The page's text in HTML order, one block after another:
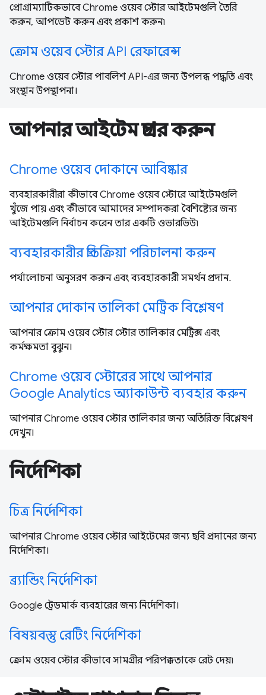
প্রোগ্রাম্যাটিকভাবে Chrome ওয়েব স্টোর আইটেমগুলি তৈরি
করুন, আপডেট করুন এবং প্রকাশ করুন৷
ক্রোম ওয়েব স্টোর API রেফারেন্স
Chrome ওয়েব স্টোর পাবলিশ API-এর জন্য উপলব্ধ পদ্ধতি এবং
সংস্থান উপস্থাপনা।
আপনার আইটেম প্রচার করুন
Chrome ওয়েব দোকানে আবিষ্কার
ব্যবহারকারীরা কীভাবে Chrome ওয়েব স্টোরে আইটেমগুলি
খুঁজে পায় এবং কীভাবে আমাদের সম্পাদকরা বৈশিষ্ট্যের জন্য
আইটেমগুলি নির্বাচন করেন তার একটি ওভারভিউ৷
ব্যবহারকারীর প্রতিক্রিয়া পরিচালনা করুন
পর্যালোচনা অনুসরণ করুন এবং ব্যবহারকারী সমর্থন প্রদান.
আপনার দোকান তালিকা মেট্রিক বিশ্লেষণ
আপনার ক্রোম ওয়েব স্টোর স্টোর তালিকার মেট্রিক্স এবং
কর্মক্ষমতা বুঝুন।
Chrome ওয়েব স্টোরের সাথে আপনার
Google Analytics অ্যাকাউন্ট ব্যবহার করুন
আপনার Chrome ওয়েব স্টোর তালিকার জন্য অতিরিক্ত বিশ্লেষণ
দেখুন।
নির্দেশিকা
চিত্র নির্দেশিকা
আপনার Chrome ওয়েব স্টোর আইটেমের জন্য ছবি প্রদানের জন্য
নির্দেশিকা।
ব্র্যান্ডিং নির্দেশিকা
Google ট্রেডমার্ক ব্যবহারের জন্য নির্দেশিকা।
বিষয়বস্তু রেটিং নির্দেশিকা
ক্রোম ওয়েব স্টোর কীভাবে সামগ্রীর পরিপক্কতাকে রেট দেয়৷